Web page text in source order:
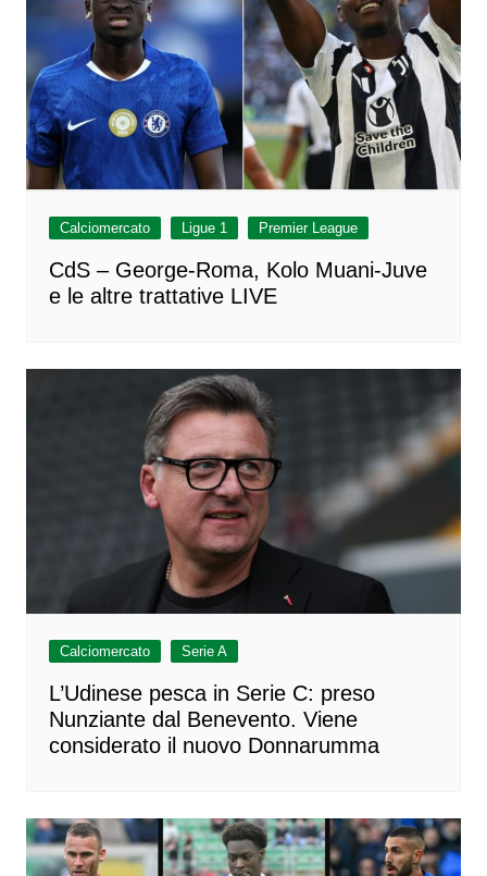
Calciomercato Ligue 1 Premier League
CdS – George-Roma, Kolo Muani-Juve
e le altre trattative LIVE
Calciomercato Serie A
L’Udinese pesca in Serie C: preso
Nunziante dal Benevento. Viene
considerato il nuovo Donnarumma